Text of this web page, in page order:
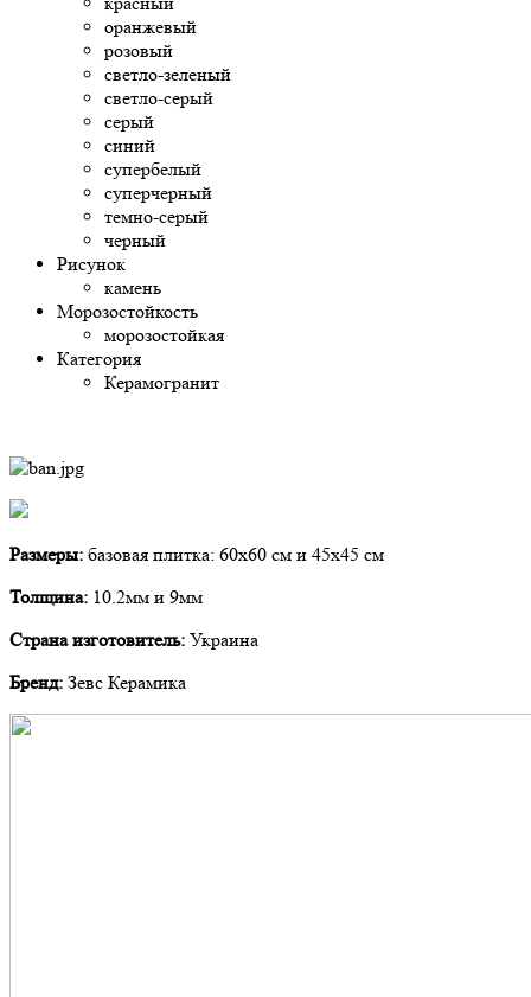
оранжевый
розовый
светло-зеленый
светло-серый
серый
синий
супербелый
суперчерный
темно-серый
черный
Рисунок
камень
Морозостойкость
морозостойкая
Категория
Керамогранит
Размеры: базовая плитка: 60х60 см и 45х45 см
Толщина: 10.2мм и 9мм
Страна изготовитель: Украина
Бренд: Зевс Керамика